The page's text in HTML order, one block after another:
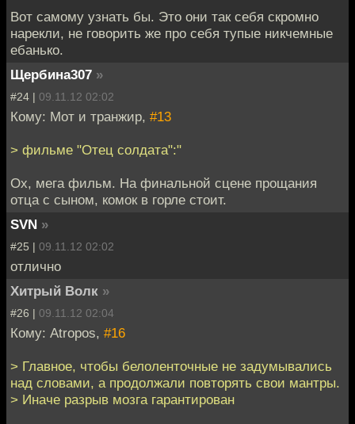
Вот самому узнать бы. Это они так себя скромно
нарекли, не говорить же про себя тупые никчемные
ебанько.
Щербина307 »
#24 | 09.11.12 02:02
Кому: Мот и транжир, #13
> фильме "Отец солдата":"
Ох, мега фильм. На финальной сцене прощания
отца c сыном, комок в горле стоит.
SVN »
#25 | 09.11.12 02:02
отлично
Хитрый Волк »
#26 | 09.11.12 02:04
Кому: Atropos, #16
> Главное, чтобы белоленточные не задумывались
над словами, а продолжали повторять свои мантры.
> Иначе разрыв мозга гарантирован